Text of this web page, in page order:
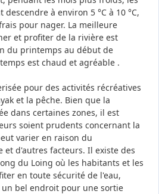
à environ 5 °C à 10 °C,
pour nager. La meilleure
et profiter de la rivière est
du printemps au début de
est chaud et agréable .
pour des activités récréatives
et la pêche. Bien que la
dans certaines zones, il est
soient prudents concernant la
varier en raison du
et d'autres facteurs. Il existe des
du Loing où les habitants et les
en toute sécurité de l'eau,
bel endroit pour une sortie